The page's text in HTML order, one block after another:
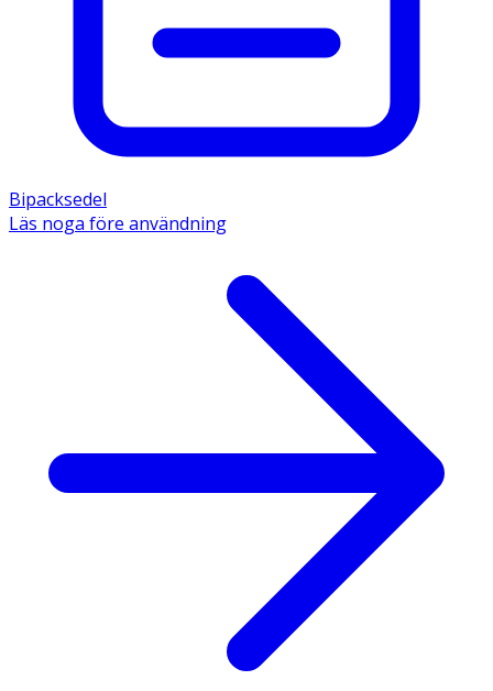
Bipacksedel
Läs noga före användning